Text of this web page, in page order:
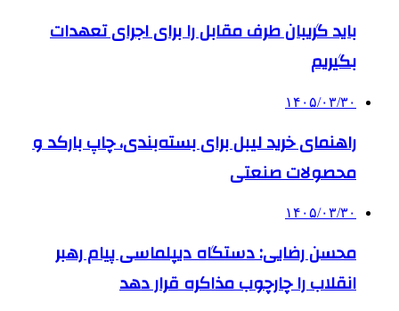
باید گریبان طرف مقابل را برای اجرای تعهدات
بگیریم
۱۴۰۵/۰۳/۳۰
راهنمای خرید لیبل برای بسته‌بندی، چاپ بارکد و
محصولات صنعتی
۱۴۰۵/۰۳/۳۰
محسن رضایی: دستگاه دیپلماسی پیام رهبر
انقلاب را چارچوب مذاکره قرار دهد